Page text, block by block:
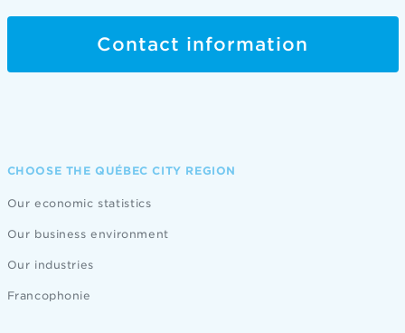
Contact information
CHOOSE THE QUÉBEC CITY REGION
Our economic statistics
Our business environment
Our industries
Francophonie